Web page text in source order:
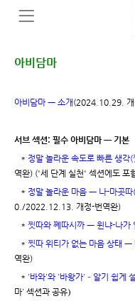
아비담마
아비담마 ㅡ 소개(2024.10.29. 개
서브 섹션: 필수 아비담마 ㅡ 기본
* 정말 놀라운 속도로 빠른 생각
역완) ('세 단계 실천' 섹션에도 포
* 정말 놀라운 마음 ㅡ 나-마곳
0./2022.12.13. 개정-번역완)
* 찟따와 쩨따시까 ㅡ 윈냐-나가
* 찟따 위티가 없는 마음 상태 ㅡ
역완)
* '바와'와 '바왕가' - 알기 쉽게
마' 섹션과 공유)